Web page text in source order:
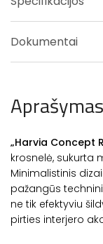
Dokumentai
Aprašymas
„Harvia Concept
krosnelė, sukurta
Minimalistinis
pažangūs
ne tik efektyviu
pirties interjero